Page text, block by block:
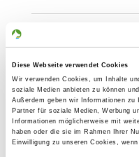
Diese Webseite verwendet Cookies
Wir verwenden Cookies, um Inhalte
soziale Medien anbieten zu können
Außerdem geben wir Informationen zu
Partner für soziale Medien, Werbung
Informationen möglicherweise mit
haben oder die sie im Rahmen Ihrer
Einwilligung zu unseren Cookies,
Silbersee)
30853 Langenhagen
OG - Lehrte/
Hohnhorstweg 22